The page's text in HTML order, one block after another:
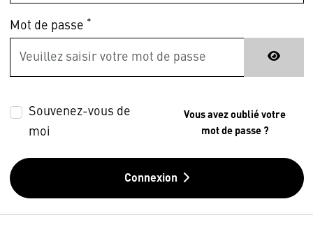
Mot de passe *
Souvenez-vous de
moi
Vous avez oublié votre
mot de passe ?
Connexion